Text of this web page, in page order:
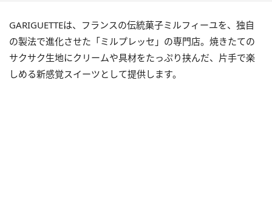
GARIGUETTEは、フランスの伝統菓子ミルフィーユを、独自
の製法で進化させた「ミルプレッセ」の専門店。焼きたての
サクサク生地にクリームや具材をたっぷり挟んだ、片手で楽
しめる新感覚スイーツとして提供します。